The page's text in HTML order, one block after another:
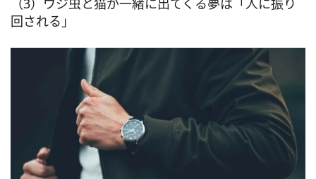
（3）ウジ虫と猫が一緒に出てくる夢は「人に振り
回される」